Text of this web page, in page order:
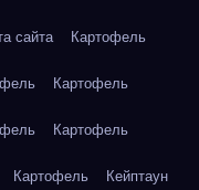
сайта Картофель
Картофель
Картофель
Картофель Кейптаун